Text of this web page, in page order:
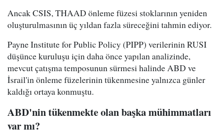
Ancak CSIS, THAAD önleme füzesi stoklarının yeniden
oluşturulmasının üç yıldan fazla süreceğini tahmin ediyor.
Payne Institute for Public Policy (PIPP) verilerinin RUSI
düşünce kuruluşu için daha önce yapılan analizinde,
mevcut çatışma temposunun sürmesi halinde ABD ve
İsrail'in önleme füzelerinin tükenmesine yalnızca günler
kaldığı ortaya konmuştu.
ABD'nin tükenmekte olan başka mühimmatları
var mı?